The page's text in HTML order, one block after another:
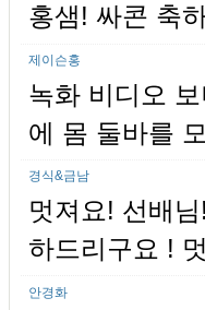
홍샘! 싸콘 축
제이슨홍
녹화 비디오
에 몸 둘바를
경식&금남
멋져요! 선배
하드리구요 !
안경화